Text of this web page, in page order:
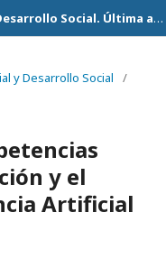
Ixaya. Revista Universitaria de Desarrollo Social. Última actualización 14 de Julio del 2026
y Desarrollo Social
/
y el
Artificial